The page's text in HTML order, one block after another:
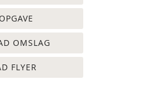
OMSLAG
FLYER